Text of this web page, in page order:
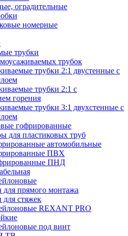
оградительные
номерные
трубки
трубок
трубки 2:1 двустенные с
трубки 2:1 с
горения
трубки 3:1 двухстенные с
гофрированные
для пластиковых труб
автомобильные
ПВХ
ПНД
прямого монтажа
стяжек
REXANT PRO
под винт